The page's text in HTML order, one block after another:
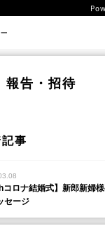
報告・招待
事
コロナ結婚式】新郎新婦
セージ